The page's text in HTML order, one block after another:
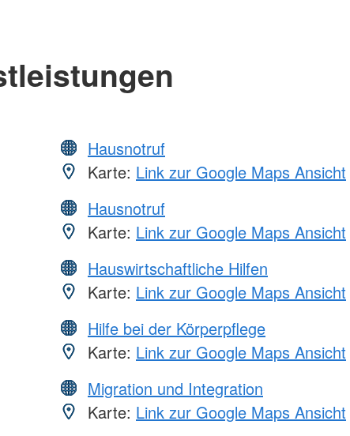
Hausnotruf
Karte: Link zur Google Maps Ansicht
Hausnotruf
Karte: Link zur Google Maps Ansicht
Hauswirtschaftliche Hilfen
Karte: Link zur Google Maps Ansicht
Hilfe bei der Körperpflege
Karte: Link zur Google Maps Ansicht
Migration und Integration
Karte: Link zur Google Maps Ansicht